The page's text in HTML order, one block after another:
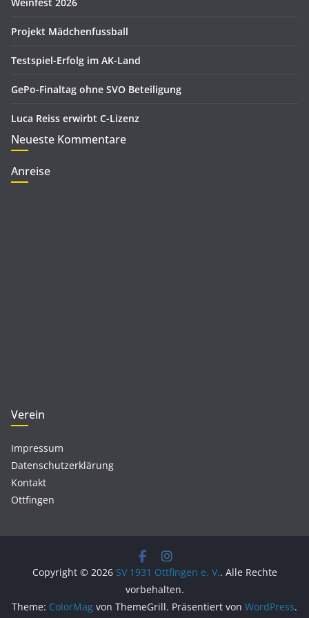
n
Projekt Mädchenfussball
Testspiel-Erfolg im AK-Land
GePo-Finaltag ohne SVO Beteiligung
Luca Reiss erwirbt C-Lizenz
Neueste Kommentare
Anreise
Verein
Impressum
Datenschutzerklärung
Kontakt
Ottfingen
Copyright © 2026 SV 1931 Ottfingen e. V.. Alle Rechte
vorbehalten.
Theme: ColorMag von ThemeGrill. Präsentiert von WordPress.